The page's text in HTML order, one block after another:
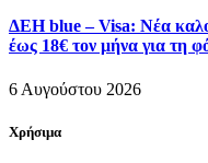
ΔΕΗ blue – Visa: Νέα
έως 18€ τον μήνα για τη
6 Αυγούστου 2026
Χρήσιμα